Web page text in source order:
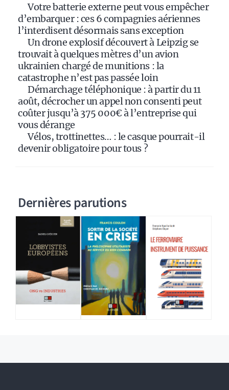
Votre batterie externe peut vous empêcher
d’embarquer : ces 6 compagnies aériennes
l’interdisent désormais sans exception
Un drone explosif découvert à Leipzig se
trouvait à quelques mètres d’un avion
ukrainien chargé de munitions : la
catastrophe n’est pas passée loin
Démarchage téléphonique : à partir du 11
août, décrocher un appel non consenti peut
coûter jusqu’à 375 000€ à l’entreprise qui
vous dérange
Vélos, trottinettes… : le casque pourrait-il
devenir obligatoire pour tous ?
Dernières parutions